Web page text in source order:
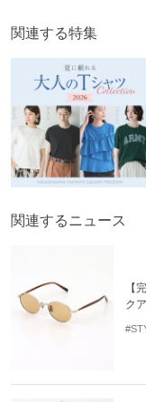
関連する特集
関連するニュース
【
ク